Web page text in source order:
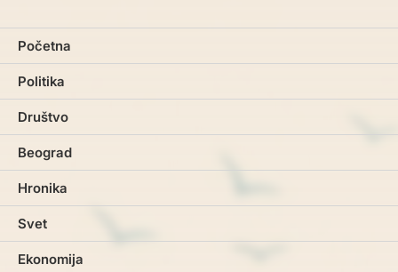
Početna
Politika
Društvo
Beograd
Hronika
Svet
Ekonomija